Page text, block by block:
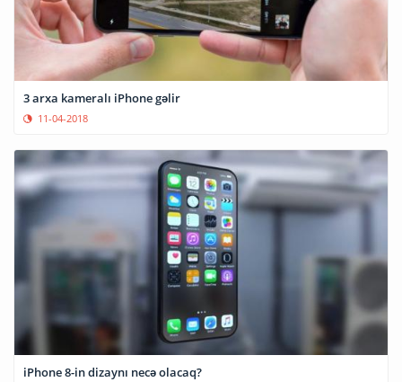
3 arxa kameralı iPhone gəlir
11-04-2018
iPhone 8-in dizaynı necə olacaq?